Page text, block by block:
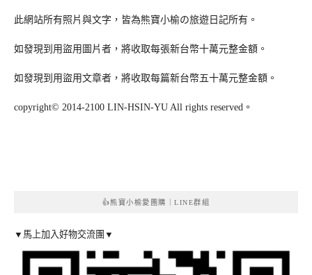
此網站所有照片與文字，皆為熊寶小榆の旅遊日記所有。
如發現到用盜用圖片者，將收取每張新台幣十萬元整金額。
如發現到用盜用文章者，將收取每篇新台幣五十萬元整金額。
copyright© 2014-2100 LIN-HSIN-YU All rights reserved。
👍熊寶小榆愛團購｜LINE群組
▼馬上加入好物交流團▼